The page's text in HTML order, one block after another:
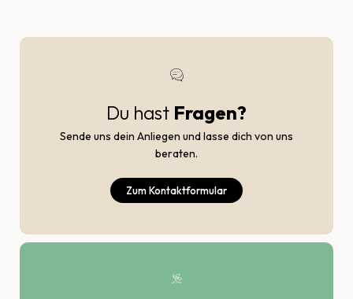
Du hast Fragen?
Sende uns dein Anliegen und lasse dich von uns
beraten.
Zum Kontaktformular